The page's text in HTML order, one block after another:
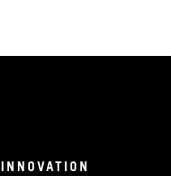
INNOVATION